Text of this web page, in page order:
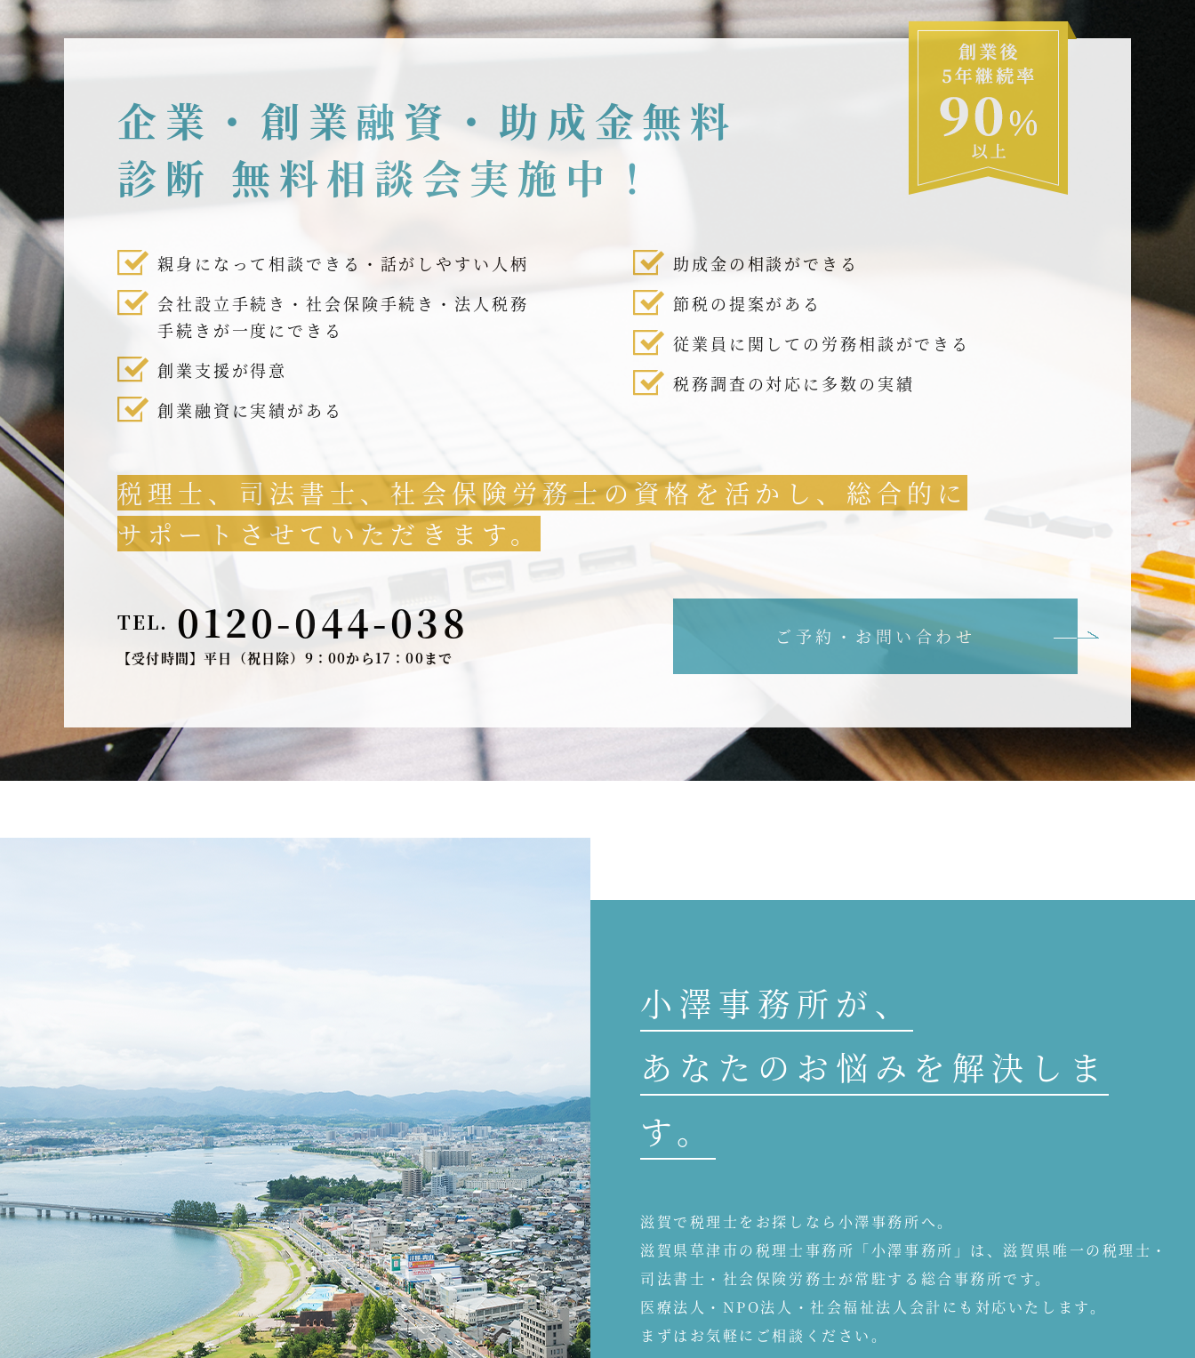
企業・創業融資・助成金無料
診断 無料相談会実施中！
親身になって相談できる・話がしやすい人柄
会社設立手続き・社会保険手続き・法人税務
手続きが一度にできる
創業支援が得意
創業融資に実績がある
助成金の相談ができる
節税の提案がある
従業員に関しての労務相談ができる
税務調査の対応に多数の実績
税理士、司法書士、社会保険労務士の資格を活かし、総合的に
サポートさせていただきます。
TEL. 0120-044-038
【受付時間】平日（祝日除）9：00から17：00まで
ご予約・お問い合わせ
小澤事務所が、
あなたのお悩みを解決しま
す。
滋賀で税理士をお探しなら小澤事務所へ。
滋賀県草津市の税理士事務所「小澤事務所」は、滋賀県唯一の税理士・
司法書士・社会保険労務士が常駐する総合事務所です。
医療法人・NPO法人・社会福祉法人会計にも対応いたします。
まずはお気軽にご相談ください。